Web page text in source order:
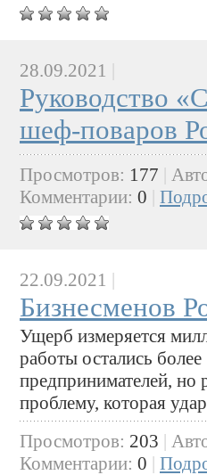
28.09.2021
Руководство
шеф-поваров
Просмотров: 177
Комментарии: 0
22.09.2021 |
Бизнесменов
Ущерб измеряется
работы остались
предпринимателей, но
проблему, которая
Просмотров: 203 |
Комментарии: 0 |